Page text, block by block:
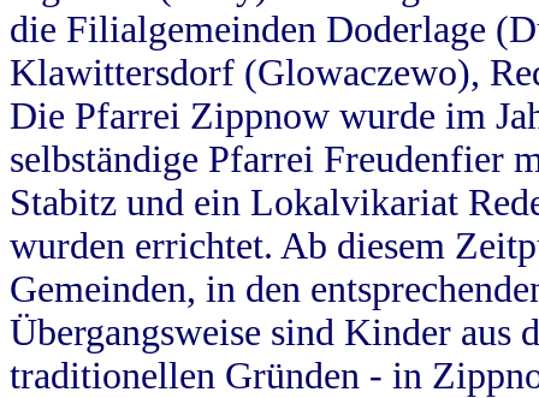
die Filialgemeinden Doderlage
Klawittersdorf (Glowaczewo),
Die Pfarrei Zippnow wurde im
selbständige Pfarrei Freudenfier
Stabitz und ein Lokalvikariat
wurden errichtet. Ab diesem
Gemeinden, in den
Übergangsweise sind Kinder aus
traditionellen Gründen - in